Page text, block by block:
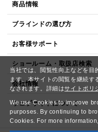
当社では、閲覧性向上などを
ます。本サイトの閲覧を継続
なされます。詳細はサイトポリ
We use Cookies to improve
purposes. By continuing to
Cookies. For more
商品情報
ブラインドの選び方
お客様サポート
ショールーム・取扱店検索
会社情報
ウェブサイトについて